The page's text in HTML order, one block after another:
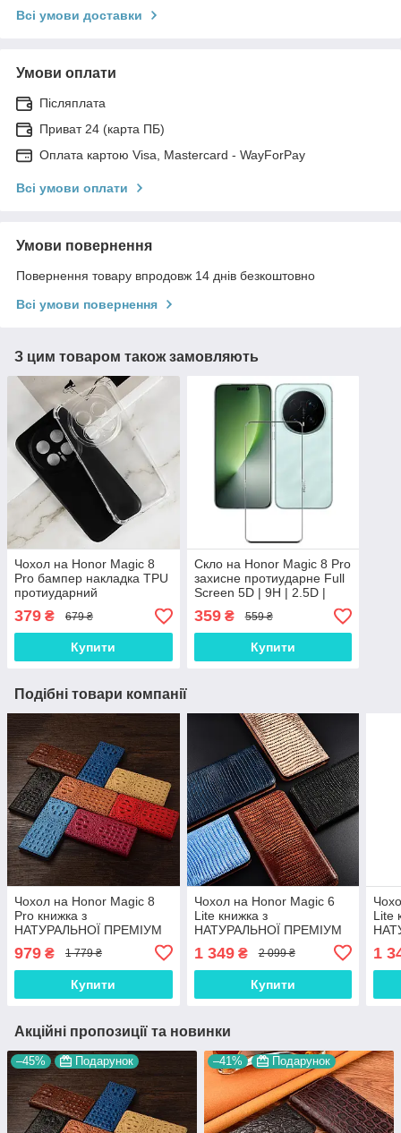
Всі умови доставки
Умови оплати
Післяплата
Приват 24 (карта ПБ)
Оплата картою Visa, Mastercard - WayForPay
Всі умови оплати
Умови повернення
Повернення товару впродовж 14 днів безкоштовно
Всі умови повернення
З цим товаром також замовляють
Чохол на Honor Magic 8
Pro бампер накладка TPU
протиударний
379 ₴ 679 ₴
Купити
Скло на Honor Magic 8 Pro
захисне протиударне Full
Screen 5D | 9H | 2.5D |
Nano - покриття "HYPER"
359₴ 559 ₴
Купити
Подібні товари компанії
Чохол на Honor Magic 8
Pro книжка з
НАТУРАЛЬНОЇ ПРЕМІУМ
протиударний магнітний
3D "CROCOHEAD"
979 ₴ 1 779 ₴
Купити
Чохол на Honor Magic 6
Lite книжка з
НАТУРАЛЬНОЇ ПРЕМІУМ
протиударний магнітний
"VARAN"
1 349₴ 2 099 ₴
Купити
Lite
1
Акційні пропозиції та новинки
–45% Подарунок –41% Подарунок